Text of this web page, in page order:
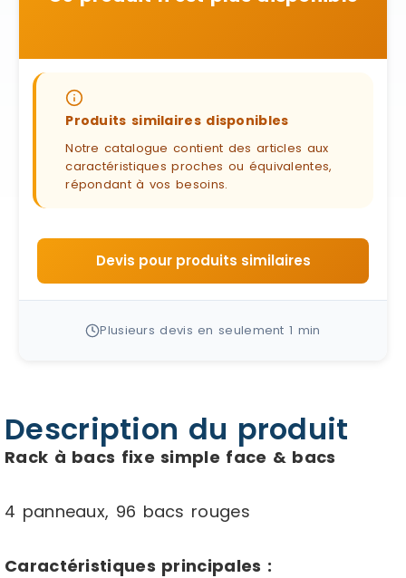
Produits similaires disponibles
Notre catalogue contient des articles aux
caractéristiques proches ou équivalentes,
répondant à vos besoins.
Devis pour produits similaires
Plusieurs devis en seulement 1 min
Description du produit
Rack à bacs fixe simple face & bacs
4 panneaux, 96 bacs rouges
Caractéristiques principales :